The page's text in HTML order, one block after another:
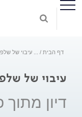
דף הבית עיבוי של
עיבוי של
דיון מתוך